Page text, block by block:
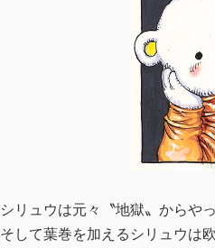
シリュウは元々〝地獄〟からや
そして葉巻を加えるシリュウは